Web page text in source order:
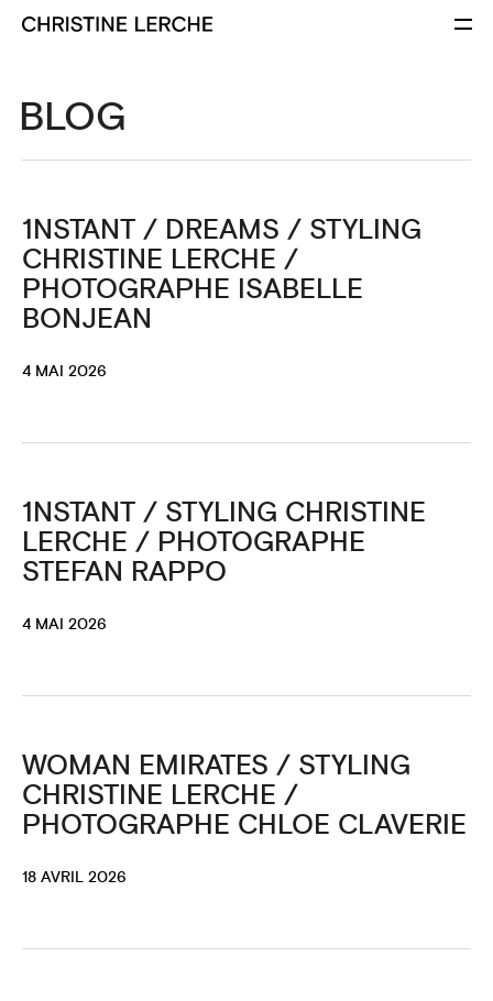
BLOG
1NSTANT / DREAMS / STYLING
CHRISTINE LERCHE /
PHOTOGRAPHE ISABELLE
BONJEAN
4 MAI 2026
1NSTANT / STYLING CHRISTINE
LERCHE / PHOTOGRAPHE
STEFAN RAPPO
4 MAI 2026
WOMAN EMIRATES / STYLING
CHRISTINE LERCHE /
PHOTOGRAPHE CHLOE CLAVERIE
18 AVRIL 2026